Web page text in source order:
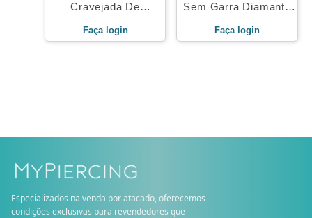
Cravejada De
Faça login
Sem Garra Diamante
Faça login
Especializados na venda por atacado, oferecemos
condições exclusivas para revendedores que